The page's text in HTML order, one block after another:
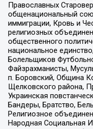
Православных
общенациональный
иммиграции, Кровь и
религиозных
общественного
национальное
Болельщиков
Файзрахманисты,
п. Боровский, Община
Щелковского района,
Украинская
Бандеры, Братство,
Религиозное
Народная Социальная